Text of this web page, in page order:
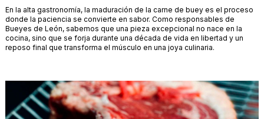
En la alta gastronomía, la maduración de la carne de buey es el proceso
donde la paciencia se convierte en sabor. Como responsables de
Bueyes de León, sabemos que una pieza excepcional no nace en la
cocina, sino que se forja durante una década de vida en libertad y un
reposo final que transforma el músculo en una joya culinaria.